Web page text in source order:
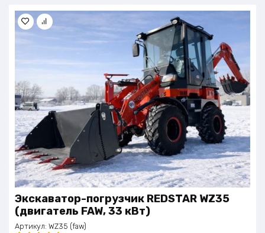
Экскаватор-погрузчик REDSTAR WZ35
(двигатель FAW, 33 кВт)
Артикул: WZ35 (faw)